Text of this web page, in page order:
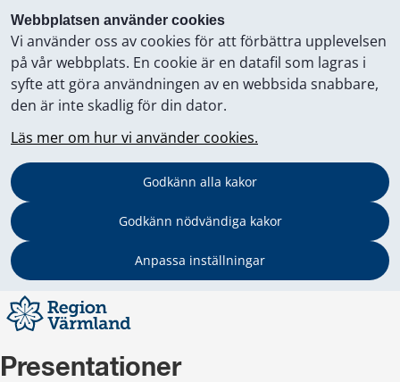
Webbplatsen använder cookies
Vi använder oss av cookies för att förbättra upplevelsen
på vår webbplats. En cookie är en datafil som lagras i
syfte att göra användningen av en webbsida snabbare,
den är inte skadlig för din dator.
Läs mer om hur vi använder cookies.
Godkänn alla kakor
Godkänn nödvändiga kakor
Anpassa inställningar
Presentationer